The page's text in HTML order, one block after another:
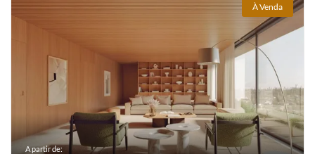
À Venda
A partir de: